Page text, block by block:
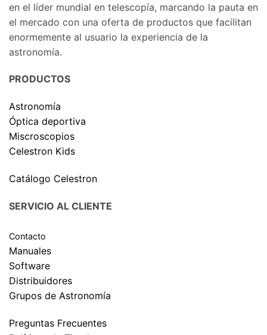
en el líder mundial en telescopía, marcando la pauta en
el mercado con una oferta de productos que facilitan
enormemente al usuario la experiencia de la
astronomía.
PRODUCTOS
Astronomía
Óptica deportiva
Miscroscopios
Celestron Kids
Catálogo Celestron
SERVICIO AL CLIENTE
Contacto
Manuales
Software
Distribuidores
Grupos de Astronomía
Preguntas Frecuentes